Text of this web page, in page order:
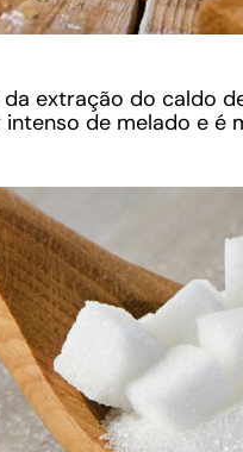
extração do caldo
de melado e é